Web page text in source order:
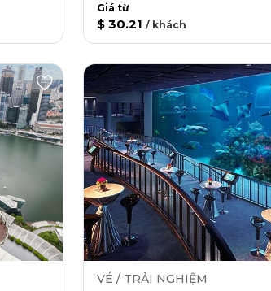
Giá từ
$ 30.21 / khách
VÉ / TRẢI NGHIỆM